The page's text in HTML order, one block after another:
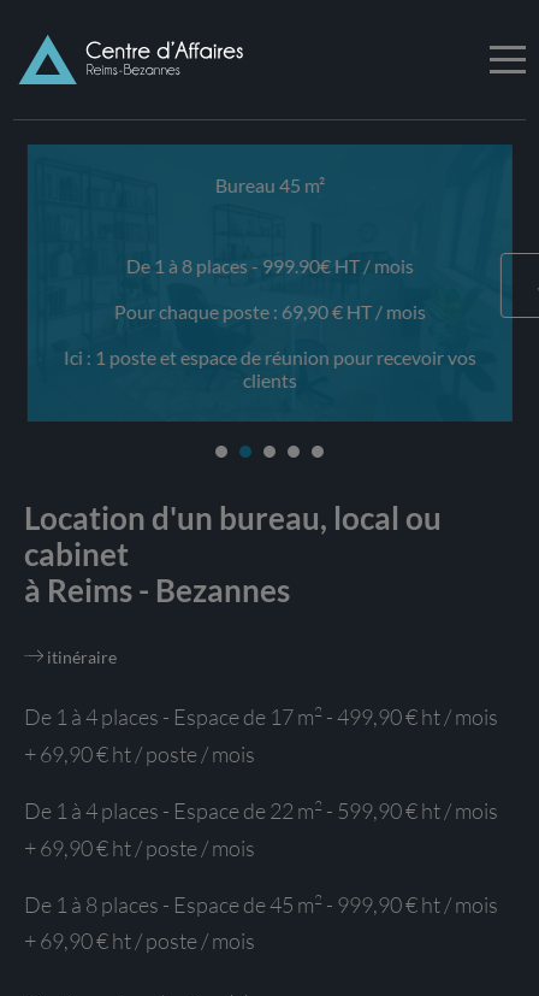
Bureau 45 m²
De 1 à 8 places - 999.90€ HT / mois
Pour chaque poste : 69,90 € HT / mois
Ici : 1 poste et espace de réunion pour recevoir vos
clients
Location d'un bureau, local ou
cabinet
à Reims - Bezannes
itinéraire
De 1 à 4 places - Espace de 17 m2 - 499,90 € ht / mois
+ 69,90 € ht / poste / mois
De 1 à 4 places - Espace de 22 m2 - 599,90 € ht / mois
+ 69,90 € ht / poste / mois
De 1 à 8 places - Espace de 45 m2 - 999,90 € ht / mois
+ 69,90 € ht / poste / mois